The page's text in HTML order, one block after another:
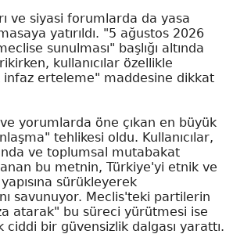
ve siyasi forumlarda da yasa
yatırıldı. "5 ağustos 2026
sunulması" başlığı altında
kullanıcılar özellikle
infaz erteleme" maddesine dikkat
yorumlarda öne çıkan en büyük
tehlikesi oldu. Kullanıcılar,
ve toplumsal mutabakat
bu metnin, Türkiye'yi etnik ve
sürükleyerek
savunuyor. Meclis'teki partilerin
atarak" bu süreci yürütmesi ise
bir güvensizlik dalgası yarattı.